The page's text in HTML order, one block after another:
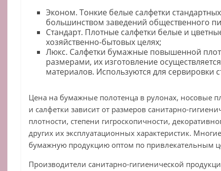
Эконом. Тонкие белые салфетки
большинством заведений общественного
Стандарт. Плотные салфетки белые и
хозяйственно-бытовых целях;
Люкс. Салфетки бумажные повышенной
размерами, их изготовление
материалов. Используются для сервировки
Цена на бумажные полотенца в рулонах, носовые
и салфетки зависит от размеров санитарно-
плотности, степени гигроскопичности,
других их эксплуатационных характеристик.
бумажную продукцию оптом по привлекательным
Производители санитарно-гигиенической